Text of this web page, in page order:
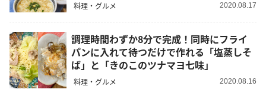
料理・グルメ 2020.08.17
調理時間わずか8分で完成！同時にフライ
パンに入れて待つだけで作れる「塩蒸しそ
ば」と「きのこのツナマヨ七味」
料理・グルメ 2020.08.16